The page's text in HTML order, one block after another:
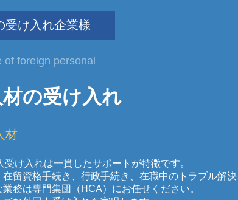
受け入れ企業様
of foreign personal
の受け入れ
材
受け入れは一貫したサポートが特徴です。
在留資格手続き、行政手続き、在職中のトラブル解
業務は専門集団（HCA）にお任せください。